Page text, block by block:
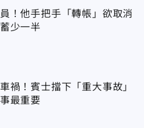
！他手把手「轉帳」欲取消
少一半
禍！賓士擋下「重大事故」
最重要